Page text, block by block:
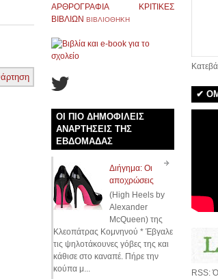
✔
RSS:
ΑΡΘΡΟΓΡΑΦΙΑ
ΚΡΙΤΙΚΕΣ
ΒΙΒΛΙΩΝ ΒΙΒΛΙΟΘΗΚΗ
ΟΙ ΠΙΟ ΔΗΜΟΦΙΛΕΙΣ
ΑΝΑΡΤΗΣΕΙΣ ΤΗΣ
ΕΒΔΟΜΑΔΑΣ
Διήγημα: Οι
αποχρώσεις
(High Heels by
Alexander
McQueen) της
Κλεοπάτρας Κομνηνού * Έβγαλε
τις ψηλοτάκουνες γόβες της και
κάθισε στο καναπέ. Πήρε την
κούπα μ...